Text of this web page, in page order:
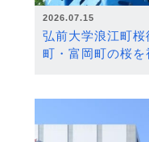
2026.07.15
弘前大学浪江町
町・富岡町の桜を